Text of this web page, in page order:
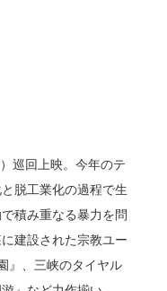
） 巡回上映。今年のテ
脱工業化の過程で生
積み重なる暴力を問
建設された宗教ユー
』、三峡のタイヤル